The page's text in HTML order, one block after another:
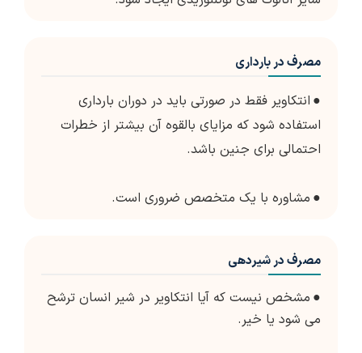
مصرف در بارداری
● انتکاویر فقط در صورتی باید در دوران بارداری
استفاده شود که مزایای بالقوه آن بیشتر از خطرات
احتمالی برای جنین باشد.
● مشاوره با یک متخصص ضروری است.
مصرف در شیردهی
● مشخص نیست که آیا انتکاویر در شیر انسان ترشح
می شود یا خیر.